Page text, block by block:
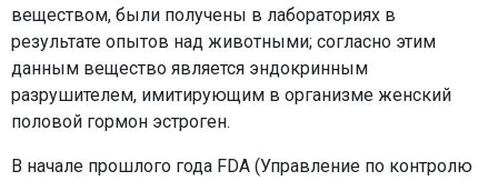
веществом, были получены в лабораториях в
результате опытов над животными; согласно этим
данным вещество является эндокринным
разрушителем, имитирующим в организме женский
половой гормон эстроген.
В начале прошлого года FDA (Управление по контролю